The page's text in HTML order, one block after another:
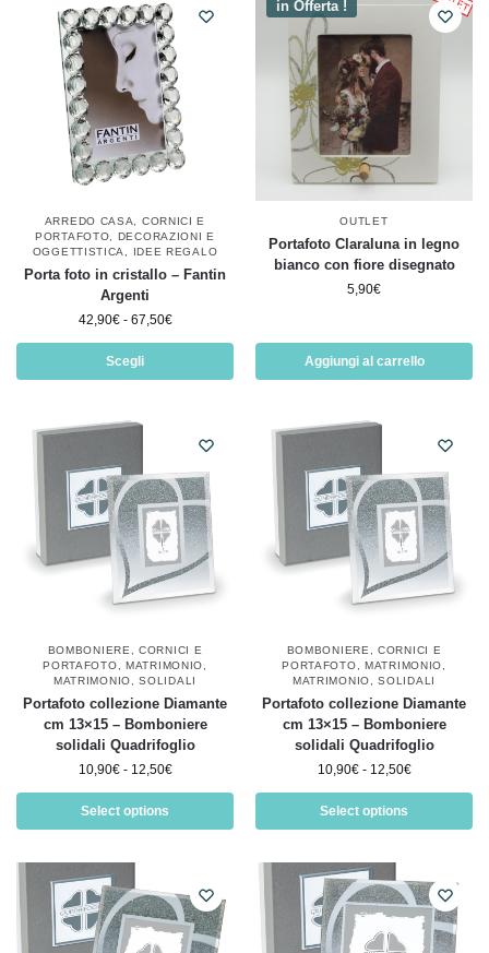
ARREDO CASA
CORNICI E
PORTAFOTO
DECORAZIONI E
OGGETTISTICA
IDEE REGALO
Porta foto in cristallo – Fantin
Argenti
42,90€ - 67,50€
Scegli
in Offerta !
OUTLET
Portafoto Claraluna in legno
bianco con fiore disegnato
5,90€
Aggiungi al carrello
BOMBONIERE ,CORNICI E
PORTAFOTO
MATRIMONIO
MATRIMONIO ,SOLIDALI
Portafoto collezione Diamante
cm 13×15 – Bomboniere
solidali Quadrifoglio
10,90€ - 12,50€
Select options
BOMBONIERE ,CORNICI E
PORTAFOTO
MATRIMONIO
MATRIMONIO ,SOLIDALI
Portafoto collezione Diamante
cm 13×15 – Bomboniere
solidali Quadrifoglio
10,90€ - 12,50€
Select options